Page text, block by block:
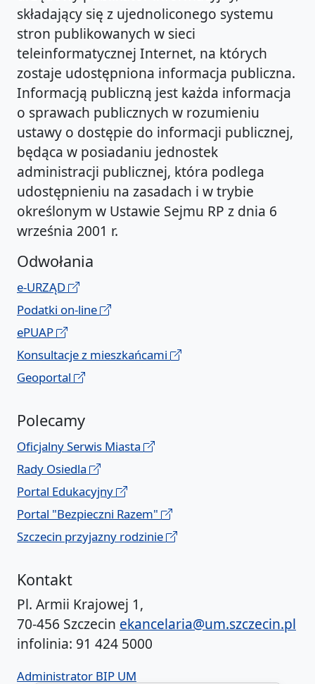
składający się z ujednoliconego systemu
stron publikowanych w sieci
teleinformatycznej Internet, na których
zostaje udostępniona informacja publiczna.
Informacją publiczną jest każda informacja
o sprawach publicznych w rozumieniu
ustawy o dostępie do informacji publicznej,
będąca w posiadaniu jednostek
administracji publicznej, która podlega
udostępnieniu na zasadach i w trybie
określonym w Ustawie Sejmu RP z dnia 6
września 2001 r.
Odwołania
e-URZĄD
Podatki on-line
ePUAP
Konsultacje z mieszkańcami
Geoportal
Polecamy
Oficjalny Serwis Miasta
Rady Osiedla
Portal Edukacyjny
Portal "Bezpieczni Razem"
Szczecin przyjazny rodzinie
Kontakt
Pl. Armii Krajowej 1,
70-456 Szczecin ekancelaria@um.szczecin.pl
infolinia: 91 424 5000
Administrator BIP UM